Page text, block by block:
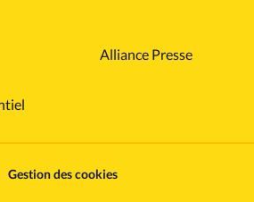
Alliance Presse
Gestion des cookies